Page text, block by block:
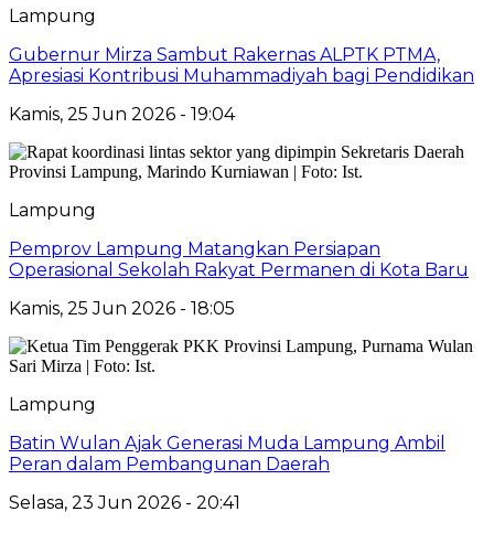
Lampung
Gubernur Mirza Sambut Rakernas ALPTK PTMA,
Apresiasi Kontribusi Muhammadiyah bagi Pendidikan
Kamis, 25 Jun 2026 - 19:04
Lampung
Pemprov Lampung Matangkan Persiapan
Operasional Sekolah Rakyat Permanen di Kota Baru
Kamis, 25 Jun 2026 - 18:05
Lampung
Batin Wulan Ajak Generasi Muda Lampung Ambil
Peran dalam Pembangunan Daerah
Selasa, 23 Jun 2026 - 20:41